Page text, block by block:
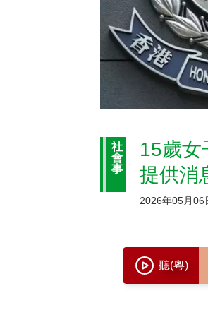
社
會
事
15歲女
提供消
2026年05月06